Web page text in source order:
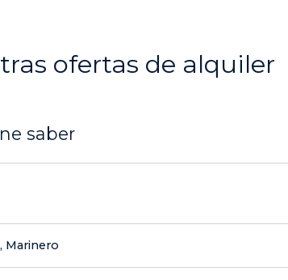
ofertas de alquiler
saber
Marinero